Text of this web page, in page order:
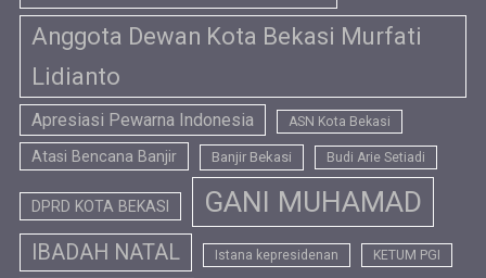
Anggota Dewan Kota Bekasi Murfati
Lidianto
Apresiasi Pewarna Indonesia ASN Kota Bekasi
Atasi Bencana Banjir Banjir Bekasi Budi Arie Setiadi
DPRD KOTA BEKASI GANI MUHAMAD
IBADAH NATAL Istana kepresidenan KETUM PGI